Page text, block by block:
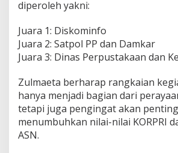
diperoleh yakni:
Juara 1: Diskominfo
Juara 2: Satpol PP dan Damkar
Juara 3: Dinas Perpustakaan dan
Zulmaeta berharap rangkaian
hanya menjadi bagian dari
tetapi juga pengingat akan
menumbuhkan nilai-nilai KORPRI
ASN.